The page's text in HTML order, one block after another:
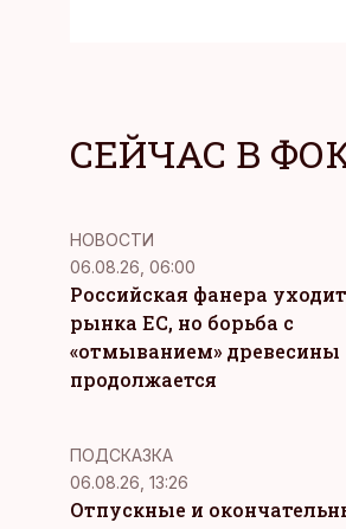
СЕЙЧАС В
НОВОСТИ
06.08.26, 06:00
Российская фанера
рынка ЕС, но борьба с
«отмыванием» древесины
продолжается
ПОДСКАЗКА
06.08.26, 13:26
Отпускные и